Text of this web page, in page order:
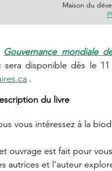
Maison du
Gouvernance mondiale
.
du livre
vous intéressez à la
ouvrage est fait pour
autrices et l’auteur